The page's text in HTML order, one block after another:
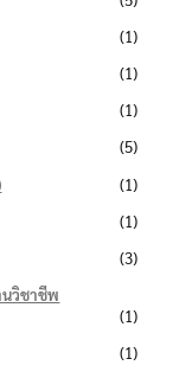
(1)
(1)
(1)
(5)
(1)
(1)
(3)
วิชาชีพ
(1)
(1)